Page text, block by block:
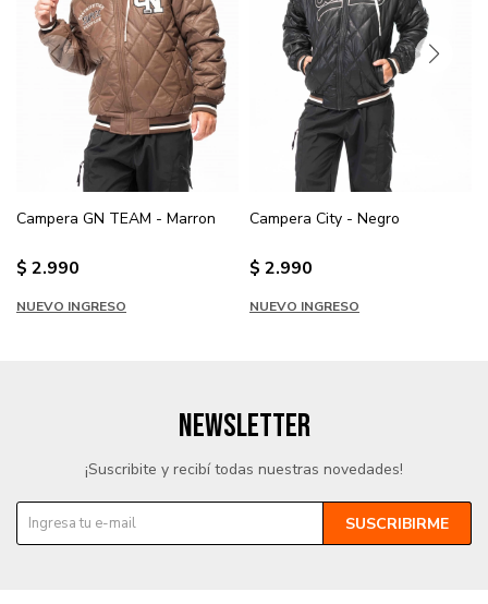
Campera GN TEAM - Marron
$ 2.990
NUEVO INGRESO
Campera City - Negro
$ 2.990
NUEVO INGRESO
NEWSLETTER
¡Suscribite y recibí todas nuestras novedades!
SUSCRIBIRME